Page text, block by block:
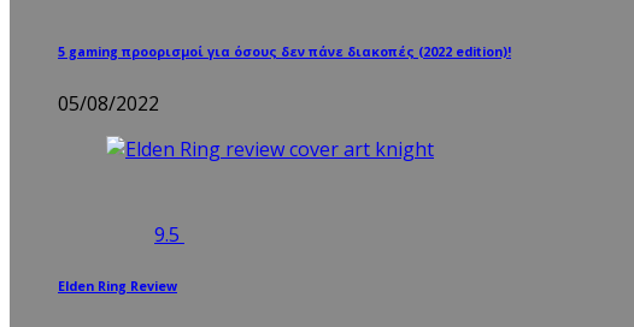
5 gaming προορισμοί για όσους δεν πάνε διακοπές (2022 edition)!
05/08/2022
9.5
Elden Ring Review